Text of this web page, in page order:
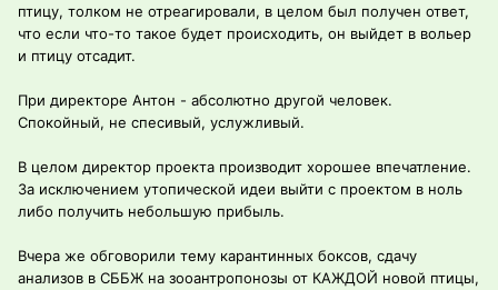
птицу, толком не отреагировали, в целом был получен ответ,
что если что-то такое будет происходить, он выйдет в вольер
и птицу отсадит.
При директоре Антон - абсолютно другой человек.
Спокойный, не спесивый, услужливый.
В целом директор проекта производит хорошее впечатление.
За исключением утопической идеи выйти с проектом в ноль
либо получить небольшую прибыль.
Вчера же обговорили тему карантинных боксов, сдачу
анализов в СББЖ на зооантропонозы от КАЖДОЙ новой птицы,